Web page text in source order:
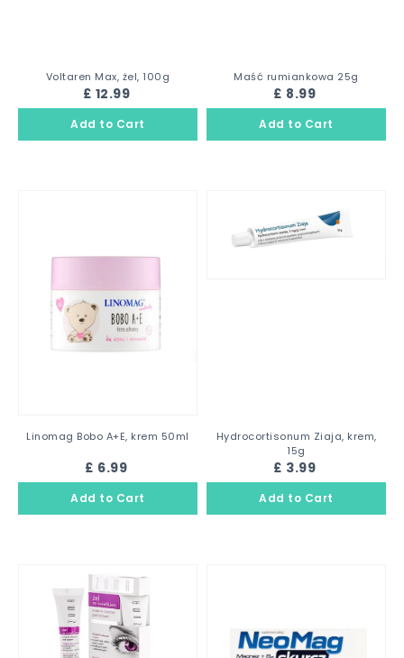
Voltaren Max, żel, 100g
£ 12.99
Maść rumiankowa 25g
£ 8.99
Linomag Bobo A+E, krem 50ml
£ 6.99
Hydrocortisonum Ziaja, krem,
15g
£ 3.99